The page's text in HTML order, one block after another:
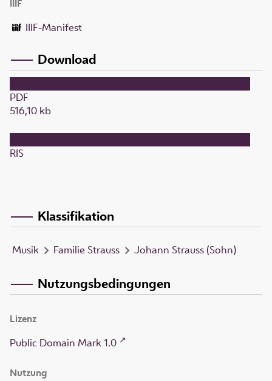
IIIF
IIIF-Manifest
Download
PDF
516,10 kb
RIS
Klassifikation
Musik Familie Strauss Johann Strauss (Sohn)
Nutzungsbedingungen
Lizenz
Public Domain Mark 1.0
Nutzung